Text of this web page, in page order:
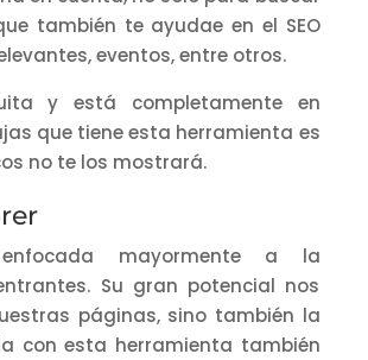
también te ayudae en el SEO
eventos, entre otros.
y está completamente en
que tiene esta herramienta es
no te los mostrará.
mayormente a la
Su gran potencial nos
páginas, sino también la
con esta herramienta también